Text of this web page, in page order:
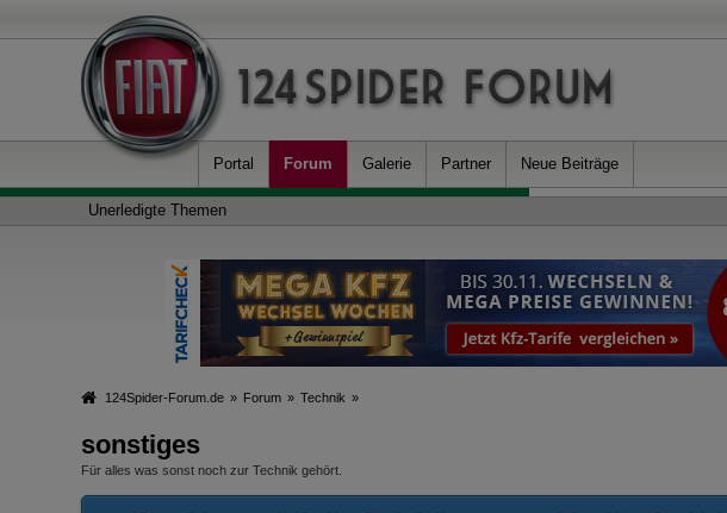
Portal Forum Galerie Partner Neue Beiträge
Unerledigte Themen
124Spider-Forum.de » Forum » Technik »
sonstiges
Für alles was sonst noch zur Technik gehört.